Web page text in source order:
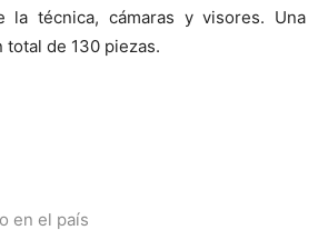
la técnica, cámaras y visores. Una
total de 130 piezas.
en el país